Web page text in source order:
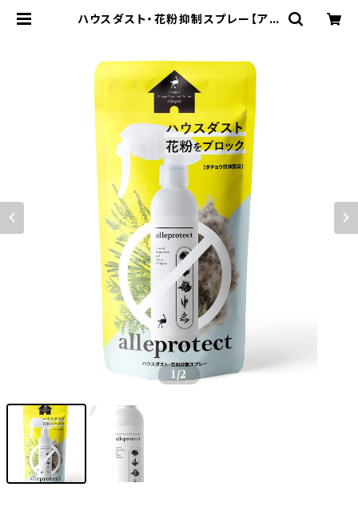
ハウスダスト・花粉抑制スプレー【アレ
Riche
1/2